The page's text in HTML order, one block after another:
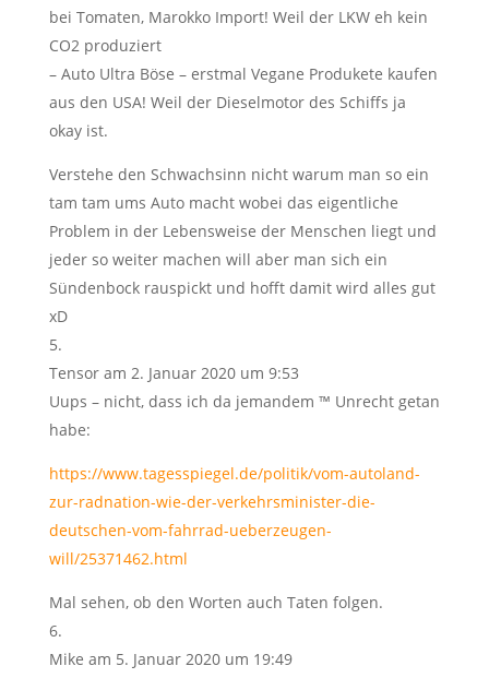
bei Tomaten, Marokko Import! Weil der LKW eh kein
CO2 produziert
– Auto Ultra Böse – erstmal Vegane Produkete kaufen
aus den USA! Weil der Dieselmotor des Schiffs ja
okay ist.
Verstehe den Schwachsinn nicht warum man so ein
tam tam ums Auto macht wobei das eigentliche
Problem in der Lebensweise der Menschen liegt und
jeder so weiter machen will aber man sich ein
Sündenbock rauspickt und hofft damit wird alles gut
xD
Tensor am 2. Januar 2020 um 9:53
Uups – nicht, dass ich da jemandem ™ Unrecht getan
habe:
https://www.tagesspiegel.de/politik/vom-autoland-
zur-radnation-wie-der-verkehrsminister-die-
deutschen-vom-fahrrad-ueberzeugen-
will/25371462.html
Mal sehen, ob den Worten auch Taten folgen.
Mike am 5. Januar 2020 um 19:49